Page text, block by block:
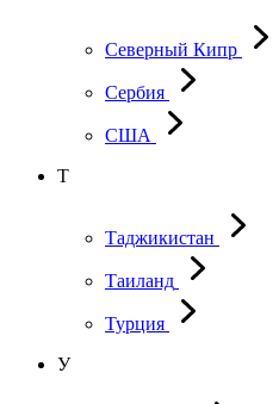
Северный Кипр
Сербия
США
Т
Таджикистан
Таиланд
Турция
У